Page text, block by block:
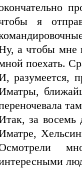
я
а чтобы мне
поехать.
разумеется,
за восемь